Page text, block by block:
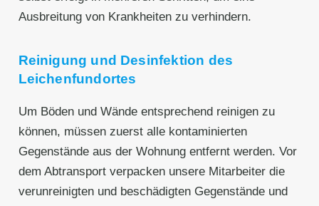
Ausbreitung von Krankheiten zu verhindern.
Reinigung und Desinfektion des
Leichenfundortes
Um Böden und Wände entsprechend reinigen zu
können, müssen zuerst alle kontaminierten
Gegenstände aus der Wohnung entfernt werden. Vor
dem Abtransport verpacken unsere Mitarbeiter die
verunreinigten und beschädigten Gegenstände und